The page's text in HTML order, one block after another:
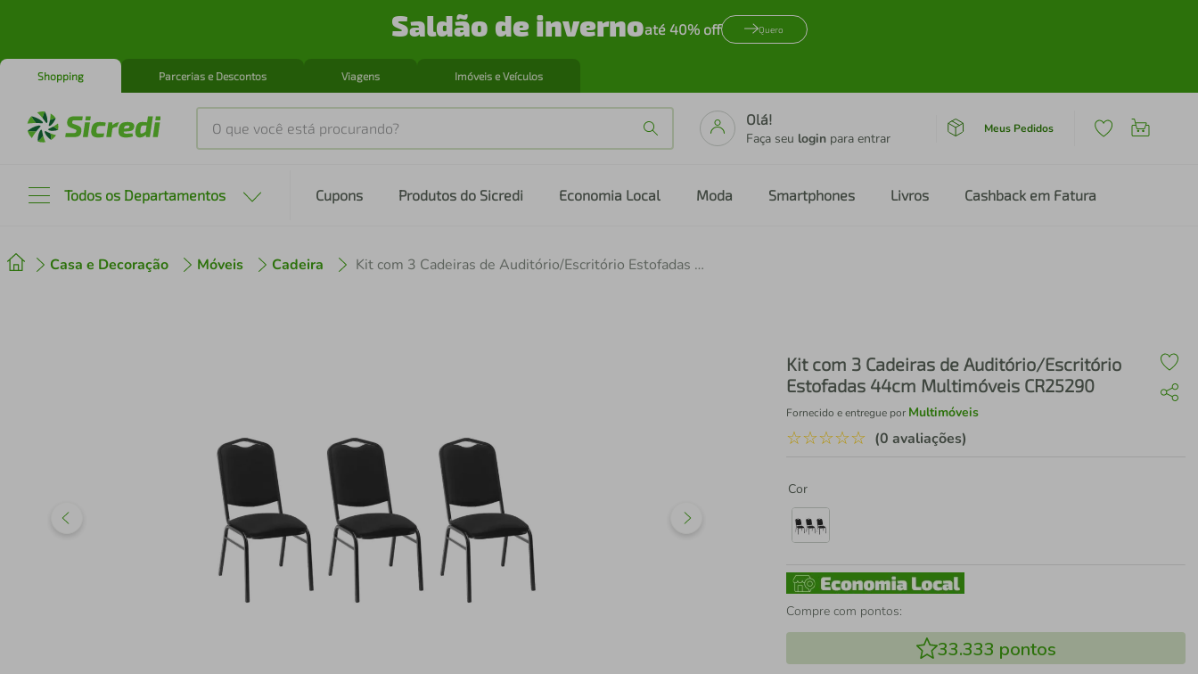
Saldão de invernoaté 40% off Quero
Shopping Parcerias e Descontos Viagens Imóveis e Veículos
O que você está procurando?
Olá!
Faça seu login para entrar
Meus Pedidos
Todos os Departamentos Cupons Produtos do Sicredi Economia Local Moda Smartphones Livros Cashback em Fatura
Casa e Decoração Móveis Cadeira Kit com 3 Cadeiras de Auditório/Escritório Estofadas 44cm Multimóveis CR25290
Kit com 3 Cadeiras de Auditório/Escritório
Estofadas 44cm Multimóveis CR25290
Fornecido e entregue por Multimóveis
☆☆☆☆☆ (0 avaliações)
Cor
Compre com pontos:
33.333 pontos
º cafeteira